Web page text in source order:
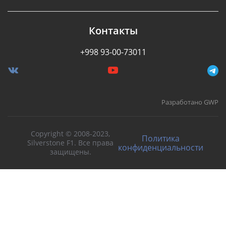
Контакты
+998 93-00-73011
Разработано GWP
Copyright © 2008-2023,
Silverstone F1. Все права
защищены.
Политика
конфиденциальности